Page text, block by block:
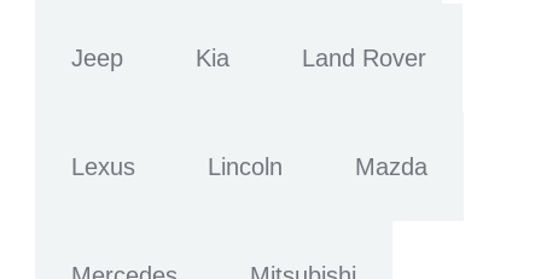
Jeep Kia Land Rover
Lexus Lincoln Mazda